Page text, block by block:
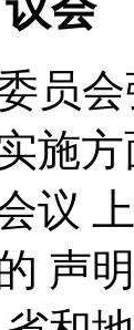
员
施
议
声